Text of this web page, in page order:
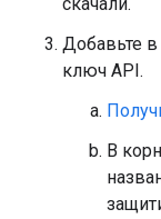
Добавьте
ключ API.
В